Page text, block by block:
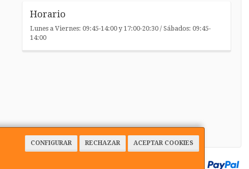
CONFIGURAR RECHAZAR ACEPTAR COOKIES
Horario
Lunes a Viernes: 09:45-14:00 y 17:00-20:30 / Sábados: 09:45-
14:00